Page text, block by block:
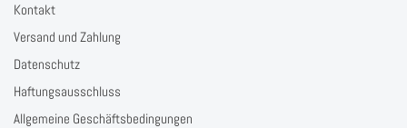
Kontakt
Versand und Zahlung
Datenschutz
Haftungsausschluss
Allgemeine Geschäftsbedingungen